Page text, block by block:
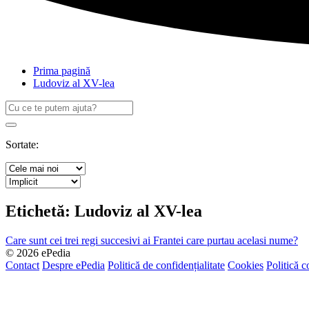
Prima pagină
Ludoviz al XV-lea
Caută
după:
Search
Sortate:
Etichetă: Ludoviz al XV-lea
Care sunt cei trei regi succesivi ai Frantei care purtau acelasi nume?
© 2026 ePedia
Contact Despre ePedia Politică de confidențialitate Cookies Politică